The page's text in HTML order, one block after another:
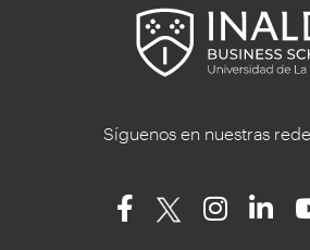
Síguenos en nuestras